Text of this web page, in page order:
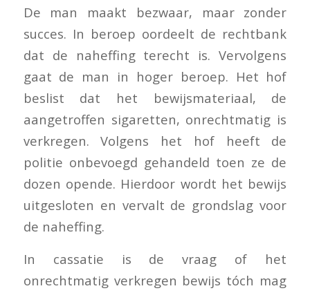
De man maakt bezwaar, maar zonder
succes. In beroep oordeelt de rechtbank
dat de naheffing terecht is. Vervolgens
gaat de man in hoger beroep. Het hof
beslist dat het bewijsmateriaal, de
aangetroffen sigaretten, onrechtmatig is
verkregen. Volgens het hof heeft de
politie onbevoegd gehandeld toen ze de
dozen opende. Hierdoor wordt het bewijs
uitgesloten en vervalt de grondslag voor
de naheffing.
In cassatie is de vraag of het
onrechtmatig verkregen bewijs tóch mag